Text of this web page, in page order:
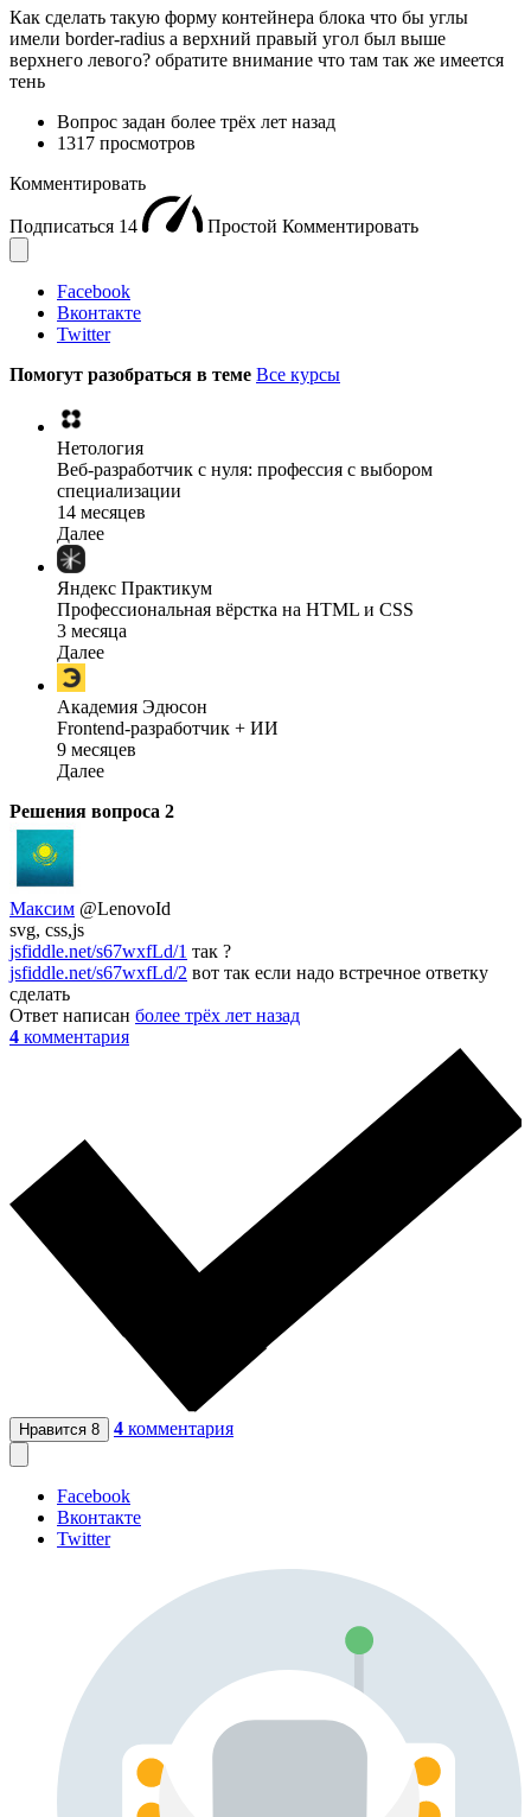
Как сделать такую форму контейнера блока что бы углы
имели border-radius а верхний правый угол был выше
верхнего левого? обратите внимание что там так же имеется
тень
Вопрос задан более трёх лет назад
1317 просмотров
Комментировать
Подписаться 14 Простой Комментировать
Facebook
Вконтакте
Twitter
Помогут разобраться в теме Все курсы
Нетология
Веб-разработчик с нуля: профессия с выбором
специализации
14 месяцев
Далее
Яндекс Практикум
Профессиональная вёрстка на HTML и CSS
3 месяца
Далее
Академия Эдюсон
Frontend-разработчик + ИИ
9 месяцев
Далее
Решения вопроса 2
Максим @LenovoId
svg, css,js
jsfiddle.net/s67wxfLd/1 так ?
jsfiddle.net/s67wxfLd/2 вот так если надо встречное ответку
сделать
Ответ написан более трёх лет назад
4 комментария
Нравится 8 4 комментария
Facebook
Вконтакте
Twitter